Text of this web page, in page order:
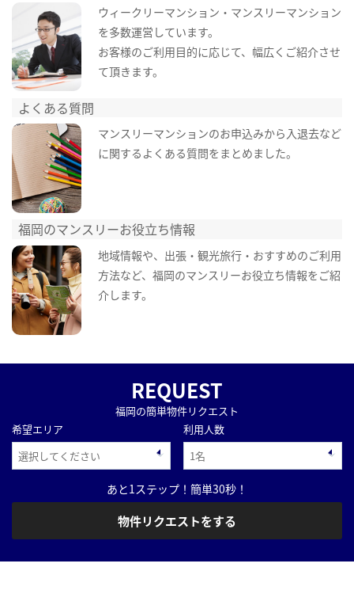
ウィークリーマンション・マンスリーマンション
を多数運営しています。
お客様のご利用目的に応じて、幅広くご紹介させ
て頂きます。
よくある質問
マンスリーマンションのお申込みから入退去など
に関するよくある質問をまとめました。
福岡のマンスリーお役立ち情報
地域情報や、出張・観光旅行・おすすめのご利用
方法など、福岡のマンスリーお役立ち情報をご紹
介します。
REQUEST
福岡の簡単物件リクエスト
希望エリア
利用人数
あと1ステップ！簡単30秒！
物件リクエストをする